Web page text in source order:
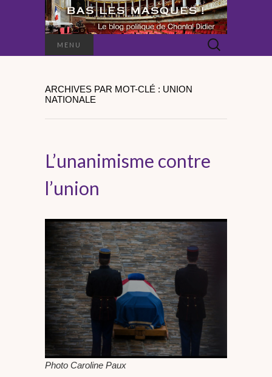
MENU Rechercher :
ARCHIVES PAR MOT-CLÉ : UNION
NATIONALE
L’unanimisme contre
l’union
Photo Caroline Paux